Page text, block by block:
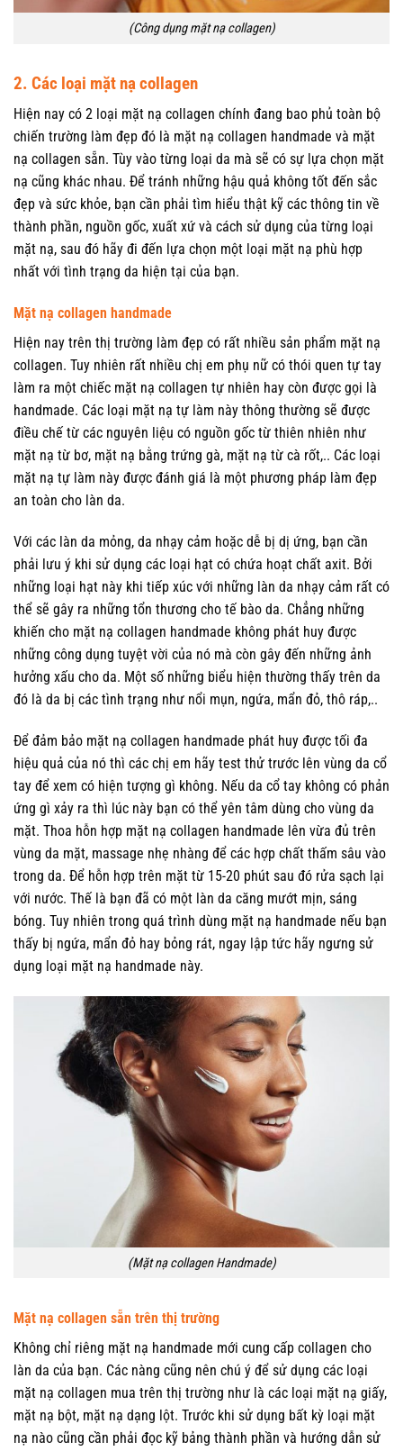
(Công dụng mặt nạ collagen)
2. Các loại mặt nạ collagen
Hiện nay có 2 loại mặt nạ collagen chính đang bao phủ toàn bộ
chiến trường làm đẹp đó là mặt nạ collagen handmade và mặt
nạ collagen sẵn. Tùy vào từng loại da mà sẽ có sự lựa chọn mặt
nạ cũng khác nhau. Để tránh những hậu quả không tốt đến sắc
đẹp và sức khỏe, bạn cần phải tìm hiểu thật kỹ các thông tin về
thành phần, nguồn gốc, xuất xứ và cách sử dụng của từng loại
mặt nạ, sau đó hãy đi đến lựa chọn một loại mặt nạ phù hợp
nhất với tình trạng da hiện tại của bạn.
Mặt nạ collagen handmade
Hiện nay trên thị trường làm đẹp có rất nhiều sản phẩm mặt nạ
collagen. Tuy nhiên rất nhiều chị em phụ nữ có thói quen tự tay
làm ra một chiếc mặt nạ collagen tự nhiên hay còn được gọi là
handmade. Các loại mặt nạ tự làm này thông thường sẽ được
điều chế từ các nguyên liệu có nguồn gốc từ thiên nhiên như
mặt nạ từ bơ, mặt nạ bằng trứng gà, mặt nạ từ cà rốt,.. Các loại
mặt nạ tự làm này được đánh giá là một phương pháp làm đẹp
an toàn cho làn da.
Với các làn da mỏng, da nhạy cảm hoặc dễ bị dị ứng, bạn cần
phải lưu ý khi sử dụng các loại hạt có chứa hoạt chất axit. Bởi
những loại hạt này khi tiếp xúc với những làn da nhạy cảm rất có
thể sẽ gây ra những tổn thương cho tế bào da. Chẳng những
khiến cho mặt nạ collagen handmade không phát huy được
những công dụng tuyệt vời của nó mà còn gây đến những ảnh
hưởng xấu cho da. Một số những biểu hiện thường thấy trên da
đó là da bị các tình trạng như nổi mụn, ngứa, mẩn đỏ, thô ráp,..
Để đảm bảo mặt nạ collagen handmade phát huy được tối đa
hiệu quả của nó thì các chị em hãy test thử trước lên vùng da cổ
tay để xem có hiện tượng gì không. Nếu da cổ tay không có phản
ứng gì xảy ra thì lúc này bạn có thể yên tâm dùng cho vùng da
mặt. Thoa hỗn hợp mặt nạ collagen handmade lên vừa đủ trên
vùng da mặt, massage nhẹ nhàng để các hợp chất thấm sâu vào
trong da. Để hỗn hợp trên mặt từ 15-20 phút sau đó rửa sạch lại
với nước. Thế là bạn đã có một làn da căng mướt mịn, sáng
bóng. Tuy nhiên trong quá trình dùng mặt nạ handmade nếu bạn
thấy bị ngứa, mẩn đỏ hay bỏng rát, ngay lập tức hãy ngưng sử
dụng loại mặt nạ handmade này.
(Mặt nạ collagen Handmade)
Mặt nạ collagen sẵn trên thị trường
Không chỉ riêng mặt nạ handmade mới cung cấp collagen cho
làn da của bạn. Các nàng cũng nên chú ý để sử dụng các loại
mặt nạ collagen mua trên thị trường như là các loại mặt nạ giấy,
mặt nạ bột, mặt nạ dạng lột. Trước khi sử dụng bất kỳ loại mặt
nạ nào cũng cần phải đọc kỹ bảng thành phần và hướng dẫn sử